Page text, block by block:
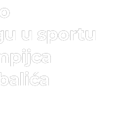
u sportu